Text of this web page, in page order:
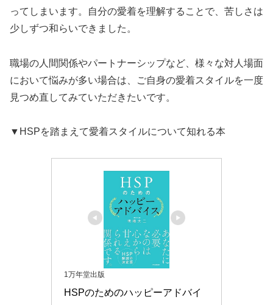
ってしまいます。自分の愛着を理解することで、苦しさは
少しずつ和らいできました。
職場の人間関係やパートナーシップなど、様々な対人場面
において悩みが多い場合は、ご自身の愛着スタイルを一度
見つめ直してみていただきたいです。
▼HSPを踏まえて愛着スタイルについて知れる本
1万年堂出版
HSPのためのハッピーアドバイ